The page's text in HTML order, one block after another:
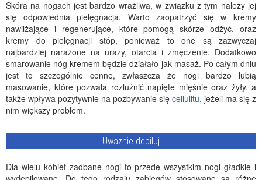
Skóra na nogach jest bardzo wrażliwa, w związku z tym należy jej
się odpowiednia pielęgnacja. Warto zaopatrzyć się w kremy
nawilżające i regenerujące, które pomogą skórze odżyć, oraz
kremy do pielęgnacji stóp, ponieważ to one są zazwyczaj
najbardziej narażone na urazy, otarcia i zmęczenie. Dodatkowo
smarowanie nóg kremem będzie działało jak masaż. Po całym dniu
jest to szczególnie cenne, zwłaszcza że nogi bardzo lubią
masowanie, które pozwala rozluźnić napięte mięśnie oraz żyły, a
także wpływa pozytywnie na pozbywanie się cellulitu, jeżeli ma się z
nim większy problem.
Uważnie depiluj
Dla wielu kobiet zadbane nogi to przede wszystkim nogi gładkie i